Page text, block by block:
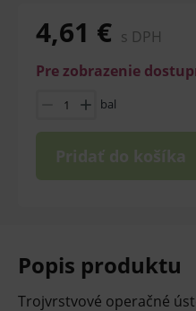
4,61 € s DPH
Pre zobrazenie
bal
Pridať do košíka
Popis produktu
Trojvrstvové operačné